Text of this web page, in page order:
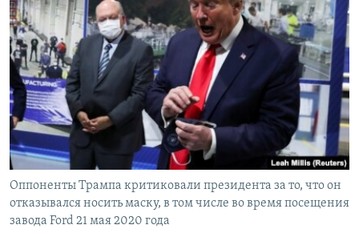
Оппоненты Трампа критиковали президента за то, что он
отказывался носить маску, в том числе во время посещения
завода Ford 21 мая 2020 года